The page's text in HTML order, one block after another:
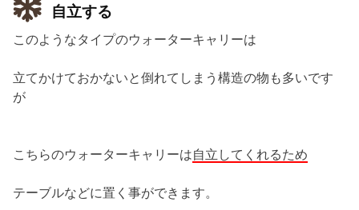
自立する
このようなタイプのウォーターキャリーは
立てかけておかないと倒れてしまう構造の物も多いです
が
こちらのウォーターキャリーは自立してくれるため
テーブルなどに置く事ができます。